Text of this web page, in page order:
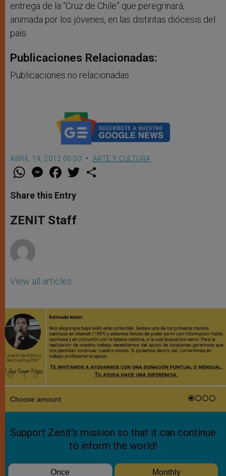
entrega de la “Cruz de Chile” que peregrinará,
animada por los jóvenes, en las distintas diócesis del
país.
Publicaciones Relacionadas:
Publicaciones no relacionadas.
ABRIL 19, 2012 00:00 ARTE Y CULTURA
W
t
s
p
p
M
e
s
e
g
e
F
a
e
b
o
k
w
Share this Entry
ZENIT Staff
View all articles